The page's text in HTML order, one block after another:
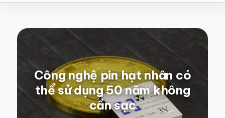
Công nghệ pin hạt nhân có
thể sử dụng 50 năm không
cần sạc